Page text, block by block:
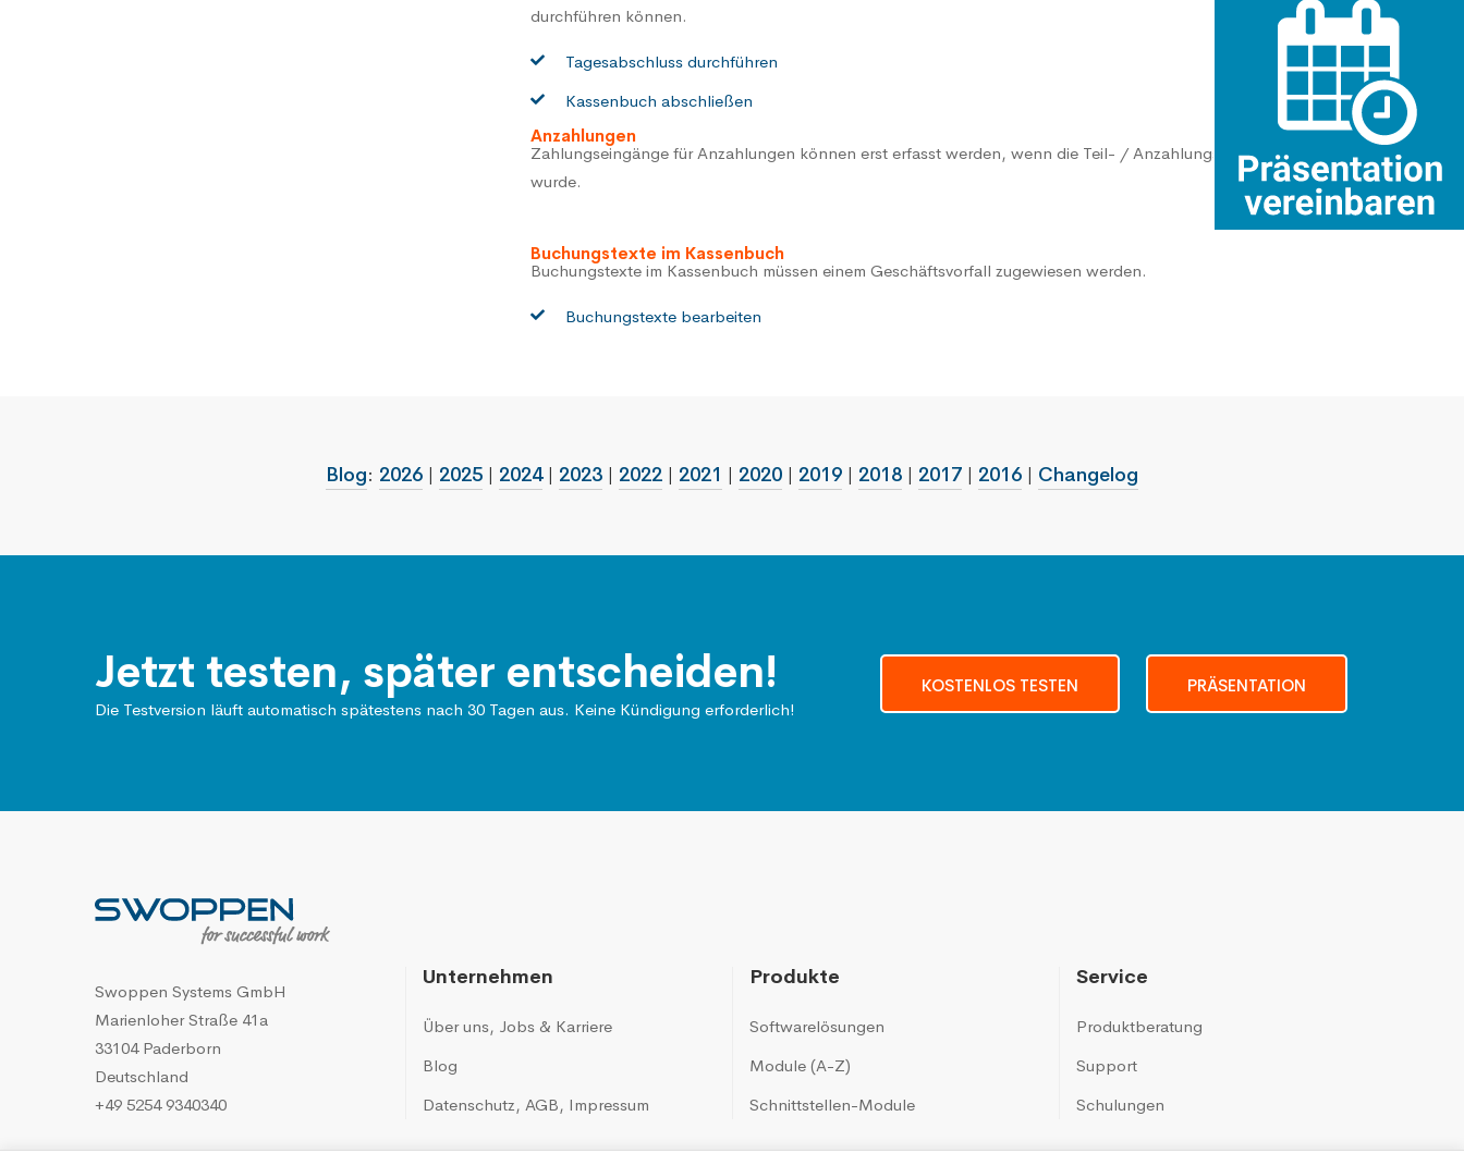
durchführen können.
Tagesabschluss durchführen
Kassenbuch abschließen
Anzahlungen
Zahlungseingänge für Anzahlungen können erst erfasst werden, wenn die Teil- / Anzahlungsrechnung erstellt
wurde.
Buchungstexte im Kassenbuch
Buchungstexte im Kassenbuch müssen einem Geschäftsvorfall zugewiesen werden.
Buchungstexte bearbeiten
Blog: 2026 | 2025 | 2024| 2023 | 2022 | 2021 | 2020 | 2019 | 2018 | 2017 | 2016 | Changelog
Jetzt testen, später entscheiden!
Die Testversion läuft automatisch spätestens nach 30 Tagen aus. Keine Kündigung erforderlich!
KOSTENLOS TESTEN PRÄSENTATION
Swoppen Systems GmbH
Marienloher Straße 41a
33104 Paderborn
Deutschland
+49 5254 9340340
Unternehmen
Über uns, Jobs & Karriere
Blog
Datenschutz, AGB, Impressum
Produkte
Softwarelösungen
Module (A-Z)
Schnittstellen-Module
Service
Produktberatung
Support
Schulungen